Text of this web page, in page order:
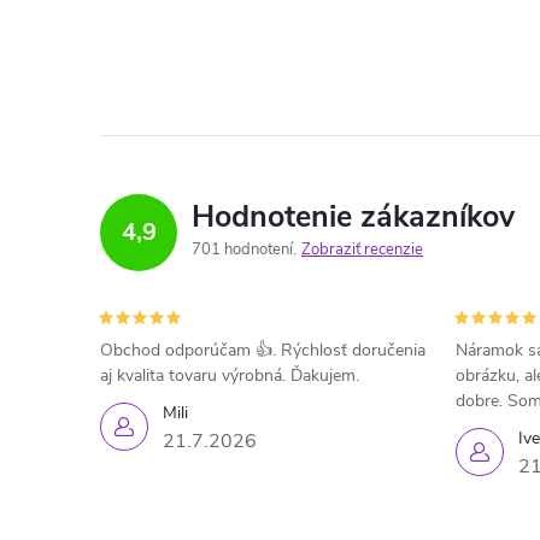
4,9 Hodnotenie zákazníkov
701 hodnotení Zobraziť recenzie
Mili
21.7.2026
Obchod odporúčam 👍. Rýchlosť doručenia
aj kvalita tovaru výrobná. Ďakujem.
Náramok
obrázku,
dobre.